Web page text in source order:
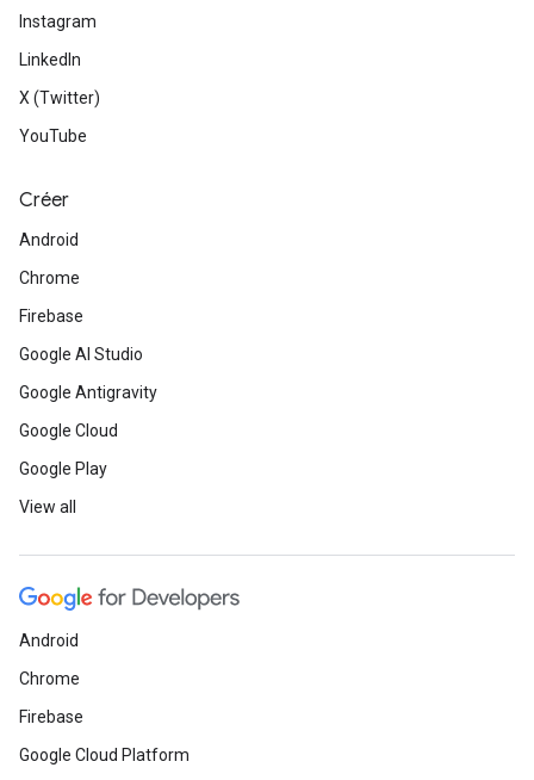
Instagram
LinkedIn
X (Twitter)
YouTube
Créer
Android
Chrome
Firebase
Google AI Studio
Google Antigravity
Google Cloud
Google Play
View all
Android
Chrome
Firebase
Google Cloud Platform